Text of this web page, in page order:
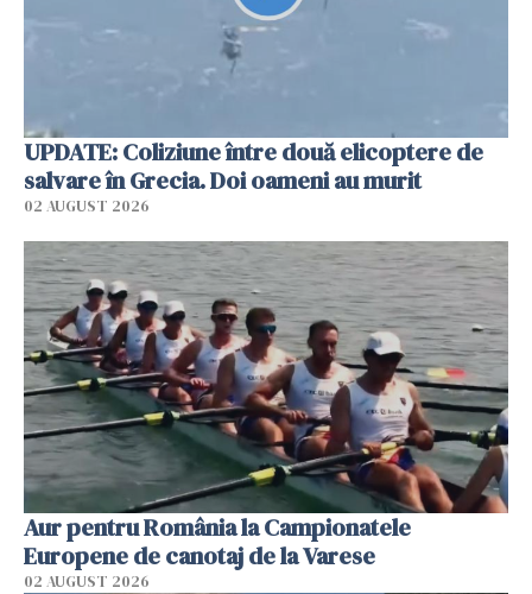
UPDATE: Coliziune între două elicoptere de
salvare în Grecia. Doi oameni au murit
02 AUGUST 2026
Aur pentru România la Campionatele
Europene de canotaj de la Varese
02 AUGUST 2026